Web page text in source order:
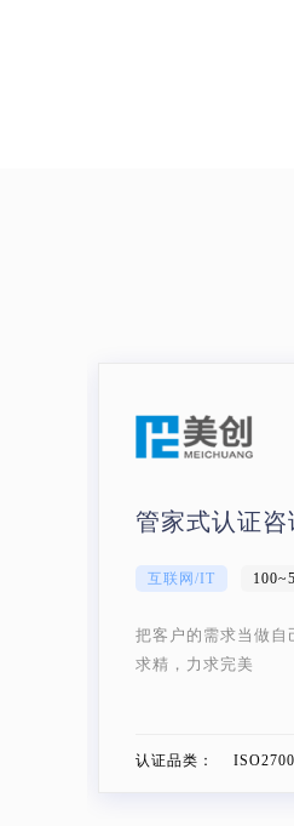
行业领头羊带
运输/仓储/物流
六禾是浙江省食品物
在整个杭州乃至江浙
认证品类：